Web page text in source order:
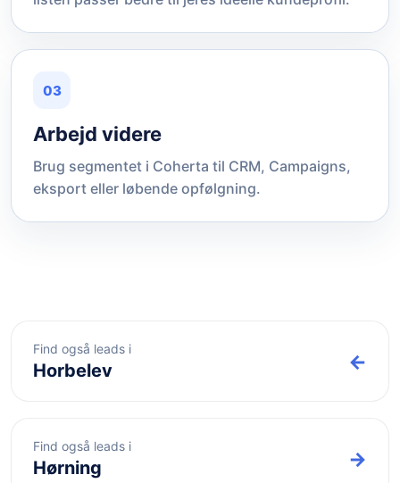
03
Arbejd videre
Brug segmentet i Coherta til CRM, Campaigns,
eksport eller løbende opfølgning.
Find også leads i
Horbelev ←
Find også leads i
Hørning →